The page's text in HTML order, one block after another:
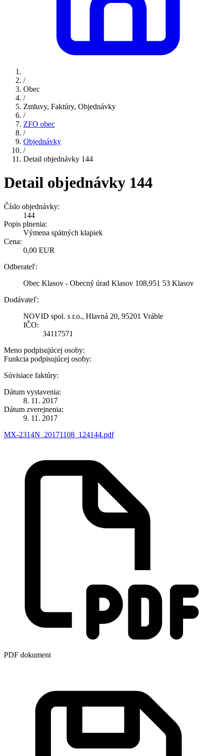
/
Obec
/
Zmluvy, Faktúry, Objednávky
/
ZFO obec
/
Objednávky
/
Detail objednávky 144
Detail objednávky 144
Číslo objednávky:
144
Popis plnenia:
Výmena spätných klapiek
Cena:
0,00 EUR
Odberateľ:
Obec Klasov - Obecný úrad Klasov 108,951 53 Klasov
Dodávateľ:
NOVID spol. s r.o., Hlavná 20, 95201 Vráble
IČO:
34117571
Meno podpisujúcej osoby:
Funkcia podpisujúcej osoby:
Súvisiace faktúry:
Dátum vystavenia:
8. 11. 2017
Dátum zverejnenia:
9. 11. 2017
MX-2314N_20171108_124144.pdf
PDF dokument